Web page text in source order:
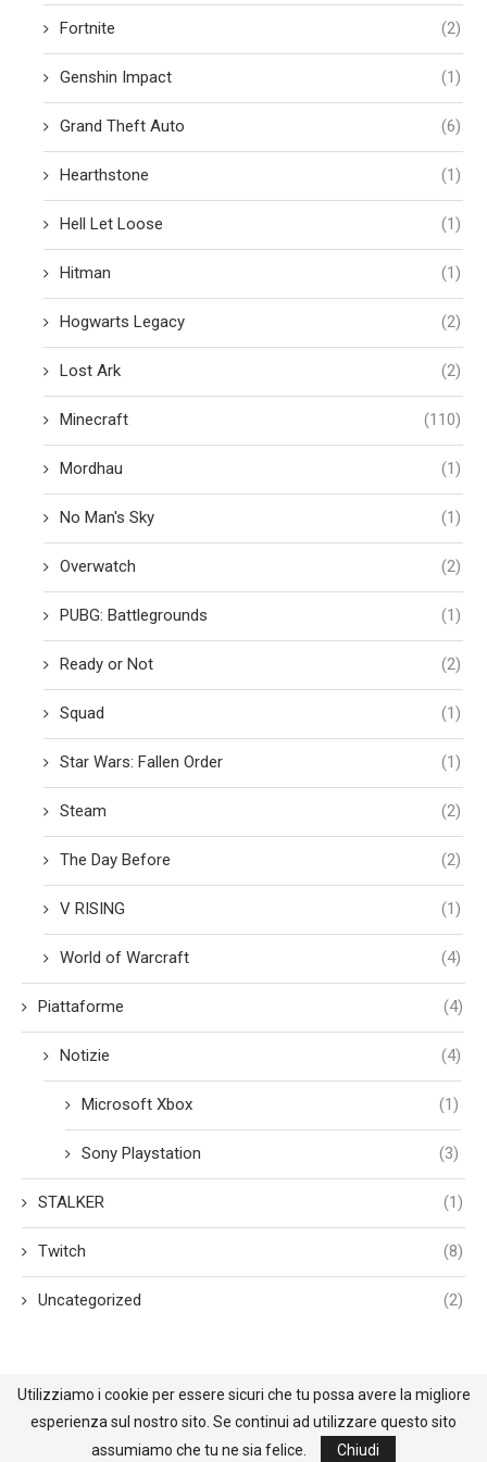
Fortnite (2)
Genshin Impact (1)
Grand Theft Auto (6)
Hearthstone (1)
Hell Let Loose (1)
Hitman (1)
Hogwarts Legacy (2)
Lost Ark (2)
Minecraft (110)
Mordhau (1)
No Man's Sky (1)
Overwatch (2)
PUBG: Battlegrounds (1)
Ready or Not (2)
Squad (1)
Star Wars: Fallen Order (1)
Steam (2)
The Day Before (2)
V RISING (1)
World of Warcraft (4)
Piattaforme (4)
Notizie (4)
Microsoft Xbox (1)
Sony Playstation (3)
STALKER (1)
Twitch (8)
Uncategorized (2)
@2021 - All Right Reserved. Designed and Developed by BehindReality.it
Utilizziamo i cookie per essere sicuri che tu possa avere la migliore
esperienza sul nostro sito. Se continui ad utilizzare questo sito
assumiamo che tu ne sia felice.
Chiudi